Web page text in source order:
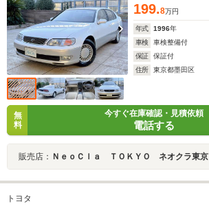
199.8万円
年式 1996年
車検
車検整備付
保証
保証付
住所
東京都墨田区
無
料
今すぐ在庫確認・見積依頼
電話する
販売店： ＮｅｏＣｌａ ＴＯＫＹＯ ネオクラ東京
トヨタ